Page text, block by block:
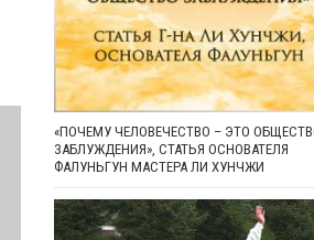
«ПОЧЕМУ ЧЕЛОВЕЧЕСТВО – ЭТО
ЗАБЛУЖДЕНИЯ», СТАТЬЯ ОСНОВАТЕЛЯ
ФАЛУНЬГУН МАСТЕРА ЛИ ХУНЧЖИ